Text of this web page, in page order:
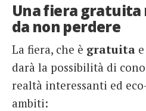
Una fiera gratuita
da non perdere
La fiera, che è gratuita e
darà la possibilità di
realtà interessanti ed
ambiti: